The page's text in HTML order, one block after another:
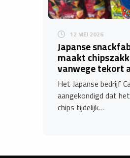
12 MEI 2026
Japanse
maakt
vanwege tekort
Het Japanse bedrijf
aangekondigd dat
chips tijdelijk…